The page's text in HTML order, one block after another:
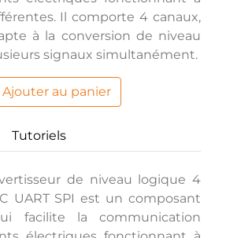
Il comporte 4 canaux,
à la conversion de niveau
signaux simultanément.
Ajouter au panier
Tutoriels
de niveau logique 4
UART SPI est un composant
facilite la communication